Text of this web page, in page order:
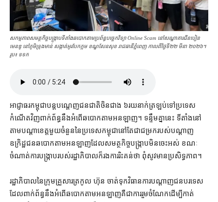
សកម្មភាពសមត្ថកិច្ចបង្ក្រាបទីតាំងឆបោកតាមប្រព័ន្ធបច្ចេកវិទ្យា Online Scam នៅសណ្ឋាគារជីនបៀន
មេនឌូ នៅភូមិទ្រុងមាន់ សង្កាត់អូរបែកក្អម ខណ្ឌសែនសុខ រាជធានីភ្នំពេញ កាលពីថ្ងៃទី២២ មីនា ២០២៦។
រូប៖ ទទក
អាជ្ញាធរ​កម្ពុជា​បន្ត​បណ្ដេញ​ជនជាតិ​ចិន​ជាង ៦​រយ​នាក់​ត្រឡប់​ទៅ​ប្រទេស​
កំណើត​វិញ​ពាក់ព័ន្ធ​នឹង​អំពើ​ឆបោក​តាម​អនឡាញ​។ ទន្ទឹម​គ្នា​នេះ ទីតាំង​នៅ​
តាម​បណ្ដា​ខេត្ត​មួយចំនួន​នៃ​ប្រទេស​កម្ពុជា​នៅតែ​ជា​ជម្រក​របស់​បណ្ដាញ​
ឧក្រិដ្ឋជន​ឆបោក​តាម​អន​ឡាញ​ដែល​សមត្ថកិច្ច​បង្ក្រាប​មិន​ចេះ​អស់ ខណៈ​
ចំណាត់ការ​បង្ក្រាប​របស់​រដ្ឋាភិបាល​ក៏​រង​ការ​រិះគន់​ថា ពុំ​សូវ​មាន​ប្រសិទ្ធភាព។
រដ្ឋាភិបាល​នៃ​ក្រុម​គ្រួសារ​ត្រកូល ហ៊ុន ចាត់ទុក​វិធានការ​បណ្ដាញ​ជនបរទេស​
ដែល​ពាក់ព័ន្ធ​នឹង​អំពើ​ឆបោក​តាម​អន​ឡាញ​គឺជា​ការ​រួមចំណែក​ដើម្បី​កាត់